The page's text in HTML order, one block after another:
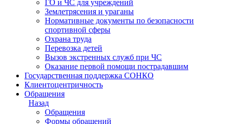
ГО и ЧС для учреждений
Землетрясения и ураганы
Нормативные документы по безопасности
спортивной сферы
Охрана труда
Перевозка детей
Вызов экстренных служб при ЧС
Оказание первой помощи пострадавшим
Государственная поддержка СОНКО
Клиентоцентричность
Обращения
Назад
Обращения
Формы обращений